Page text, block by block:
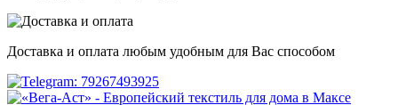
Доставка и оплата любым удобным для Вас способом